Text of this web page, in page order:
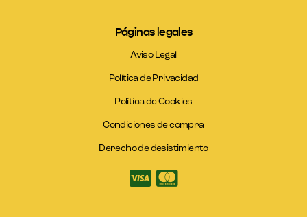
Páginas legales
Aviso Legal
Política de Privacidad
Política de Cookies
Condiciones de compra
Derecho de desistimiento